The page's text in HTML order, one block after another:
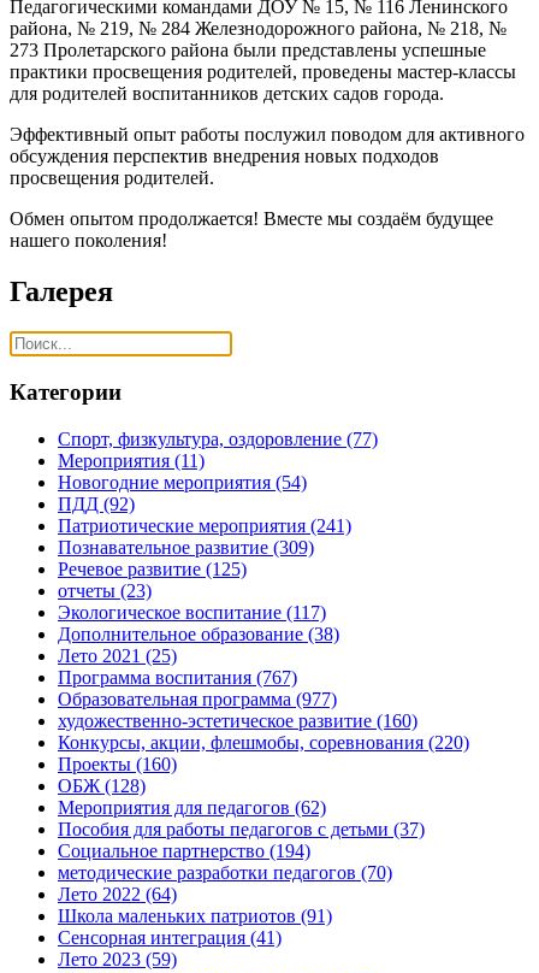
Педагогическими командами ДОУ № 15, № 116 Ленинского
района, № 219, № 284 Железнодорожного района, № 218, №
273 Пролетарского района были представлены успешные
практики просвещения родителей, проведены мастер-классы
для родителей воспитанников детских садов города.
Эффективный опыт работы послужил поводом для активного
обсуждения перспектив внедрения новых подходов
просвещения родителей.
Обмен опытом продолжается! Вместе мы создаём будущее
нашего поколения!
Галерея
Категории
Спорт, физкультура, оздоровление (77)
Мероприятия (11)
Новогодние мероприятия (54)
ПДД (92)
Патриотические мероприятия (241)
Познавательное развитие (309)
Речевое развитие (125)
отчеты (23)
Экологическое воспитание (117)
Дополнительное образование (38)
Лето 2021 (25)
Программа воспитания (767)
Образовательная программа (977)
художественно-эстетическое развитие (160)
Конкурсы, акции, флешмобы, соревнования (220)
Проекты (160)
ОБЖ (128)
Мероприятия для педагогов (62)
Пособия для работы педагогов с детьми (37)
Социальное партнерство (194)
методические разработки педагогов (70)
Лето 2022 (64)
Школа маленьких патриотов (91)
Сенсорная интеграция (41)
Лето 2023 (59)